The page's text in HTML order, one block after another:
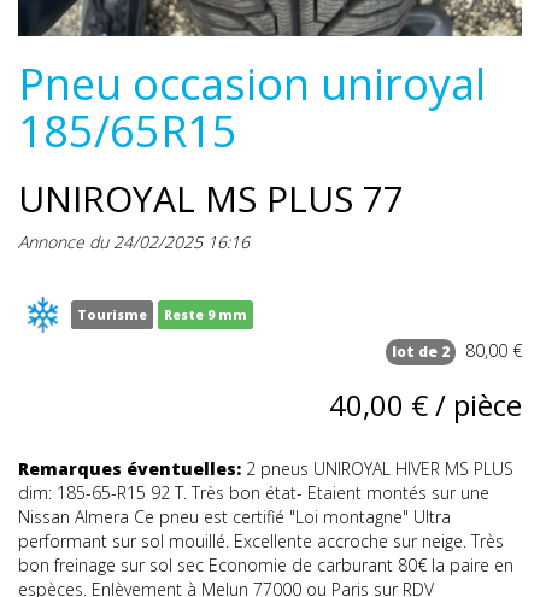
Pneu occasion uniroyal
185/65R15
UNIROYAL MS PLUS 77
Annonce du 24/02/2025 16:16
Tourisme Reste 9 mm
lot de 2 80,00 €
40,00 € / pièce
Remarques éventuelles: 2 pneus UNIROYAL HIVER MS PLUS
dim: 185-65-R15 92 T. Très bon état- Etaient montés sur une
Nissan Almera Ce pneu est certifié "Loi montagne" Ultra
performant sur sol mouillé. Excellente accroche sur neige. Très
bon freinage sur sol sec Economie de carburant 80€ la paire en
espèces. Enlèvement à Melun 77000 ou Paris sur RDV